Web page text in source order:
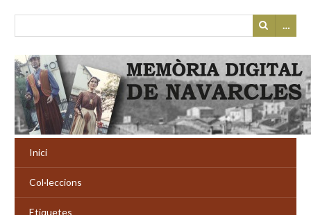
…
Inici
Col·leccions
Etiquetes